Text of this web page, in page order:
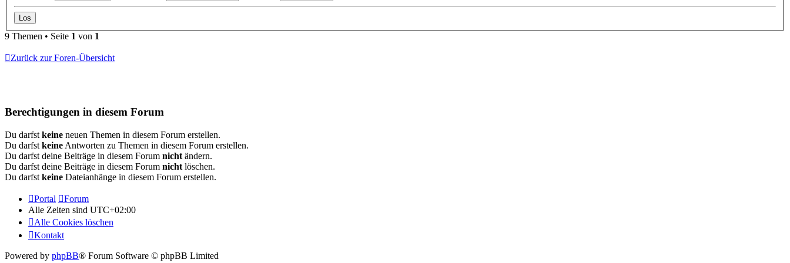
9 Themen • Seite 1 von 1
Zurück zur Foren-Übersicht
Berechtigungen in diesem Forum
Du darfst keine neuen Themen in diesem Forum erstellen.
Du darfst keine Antworten zu Themen in diesem Forum erstellen.
Du darfst deine Beiträge in diesem Forum nicht ändern.
Du darfst deine Beiträge in diesem Forum nicht löschen.
Du darfst keine Dateianhänge in diesem Forum erstellen.
Portal
Forum
Alle Zeiten sind UTC+02:00
Alle Cookies löschen
Kontakt
Powered by phpBB® Forum Software © phpBB Limited